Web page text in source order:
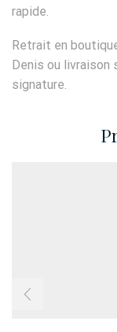
rapide.
Retrait en
Denis ou
signature.